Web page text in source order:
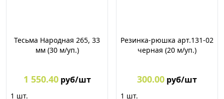
Тесьма Народная 265, 33
мм (30 м/уп.)
1 550.40 руб/шт
1 шт.
Резинка-рюшка арт.131-02
черная (20 м/уп.)
300.00 руб/шт
1 шт.